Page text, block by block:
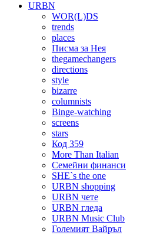
URBN
WOR(L)DS
trends
places
Писма за Нея
thegamechangers
directions
style
bizarre
columnists
Binge-watching
screens
stars
Код 359
More Than Italian
Семейни финанси
SHE`s the one
URBN shopping
URBN чете
URBN гледа
URBN Music Club
Големият Вайръл